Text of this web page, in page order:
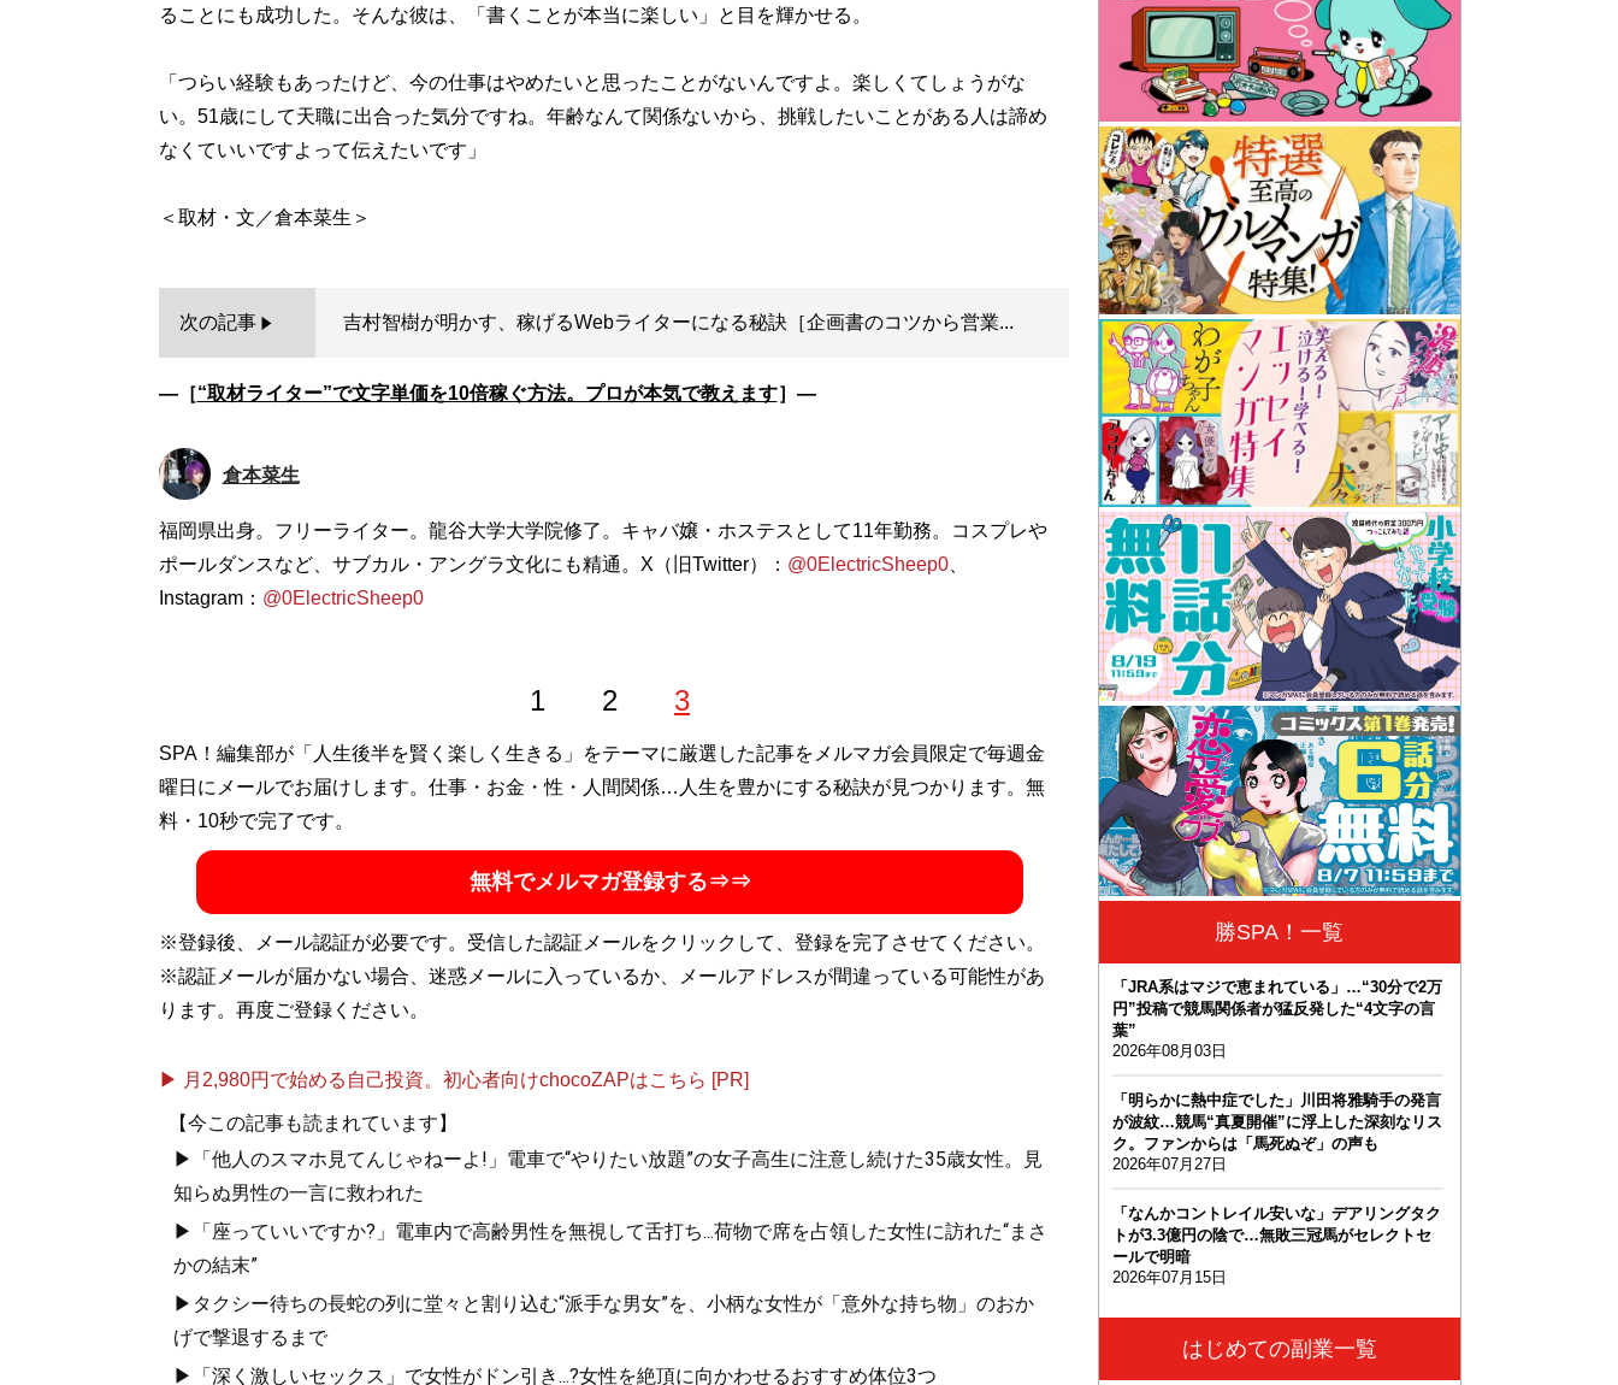
ることにも成功した。そんな彼は、「書くことが本当に楽しい」と目を輝かせる。
「つらい経験もあったけど、今の仕事はやめたいと思ったことがないんですよ。楽しくてしょうがな
い。51歳にして天職に出合った気分ですね。年齢なんて関係ないから、挑戦したいことがある人は諦め
なくていいですよって伝えたいです」
次の記事 吉村智樹が明かす、稼げるWebライターになる秘訣［企画書のコツから営業...
―［“取材ライター”で文字単価を10倍稼ぐ方法。プロが本気で教えます］―
倉本菜生
福岡県出身。フリーライター。龍谷大学大学院修了。キャバ嬢・ホステスとして11年勤務。コスプレや
ポールダンスなど、サブカル・アングラ文化にも精通。X（旧Twitter）： @0ElectricSheep0、
Instagram： @0ElectricSheep0
1 2 3
SPA！編集部が「人生後半を賢く楽しく生きる」をテーマに厳選した記事をメルマガ会員限定で毎週金
曜日にメールでお届けします。仕事・お金・性・人間関係…人生を豊かにする秘訣が見つかります。無
料・10秒で完了です。
無料でメルマガ登録する⇒⇒
※登録後、メール認証が必要です。受信した認証メールをクリックして、登録を完了させてください。
※認証メールが届かない場合、迷惑メールに入っているか、メールアドレスが間違っている可能性があ
ります。再度ご登録ください。
▶ 月2,980円で始める自己投資。初心者向けchocoZAPはこちら [PR]
【今この記事も読まれています】
▶「他人のスマホ見てんじゃねーよ!」電車で“やりたい放題”の女子高生に注意し続けた35歳女性。見
知らぬ男性の一言に救われた
▶「座っていいですか?」電車内で高齢男性を無視して舌打ち...荷物で席を占領した女性に訪れた“まさ
かの結末”
▶タクシー待ちの長蛇の列に堂々と割り込む“派手な男女”を、小柄な女性が「意外な持ち物」のおか
げで撃退するまで
▶「深く激しいセックス」で女性がドン引き...?女性を絶頂に向かわせるおすすめ体位3つ
勝SPA！一覧
「JRA系はマジで恵まれている」…“30分で2万
円”投稿で競馬関係者が猛反発した“4文字の言
葉”
2026年08月03日
「明らかに熱中症でした」川田将雅騎手の発言
が波紋…競馬“真夏開催”に浮上した深刻なリス
ク。ファンからは「馬死ぬぞ」の声も
2026年07月27日
「なんかコントレイル安いな」デアリングタク
トが3.3億円の陰で…無敗三冠馬がセレクトセ
ールで明暗
2026年07月15日
はじめての副業一覧